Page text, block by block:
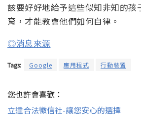
該要好好地給予這些似知非知的孩
育，才能教會他們如何自律。
◎消息來源
Tags: Google 應用程式 行動裝置
您也許會喜歡：
立達合法徵信社-讓您安心的選擇